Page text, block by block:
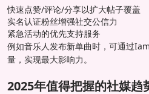
快速点赞/评论/分享以扩大帖子覆盖
实名认证粉丝增强社交公信力
紧急活动的优先支持服务
例如音乐人发布新单曲时，可通过
量，实现最大影响力。
2025年值得把握的社媒趋